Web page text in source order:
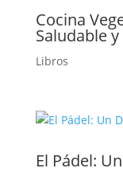
Cocina
Saludable
Libros
El Pádel: